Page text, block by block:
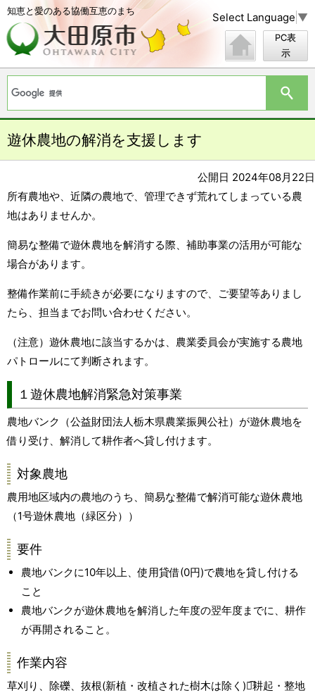
知恵と愛のある協働互恵のまち Select Language ▼
PC表
示
遊休農地の解消を支援します
公開日 2024年08月22日
所有農地や、近隣の農地で、管理できず荒れてしまっている農
地はありませんか。
簡易な整備で遊休農地を解消する際、補助事業の活用が可能な
場合があります。
整備作業前に手続きが必要になりますので、ご要望等ありまし
たら、担当までお問い合わせください。
（注意）遊休農地に該当するかは、農業委員会が実施する農地
パトロールにて判断されます。
１遊休農地解消緊急対策事業
農地バンク（公益財団法人栃木県農業振興公社）が遊休農地を
借り受け、解消して耕作者へ貸し付けます。
対象農地
農用地区域内の農地のうち、簡易な整備で解消可能な遊休農地
（1号遊休農地（緑区分））
要件
農地バンクに10年以上、使用貸借(0円)で農地を貸し付ける
こと
農地バンクが遊休農地を解消した年度の翌年度までに、耕作
が再開されること。
作業内容
草刈り、除礫、抜根(新植・改植された樹木は除く)、͡耕起・整地